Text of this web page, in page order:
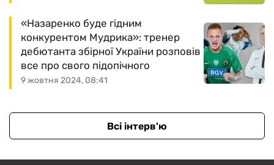
9 жовтня 2024, 08:41
«Назаренко буде гідним
конкурентом Мудрика»: тренер
дебютанта збірної України розповів
все про свого підопічного
Всі інтерв'ю